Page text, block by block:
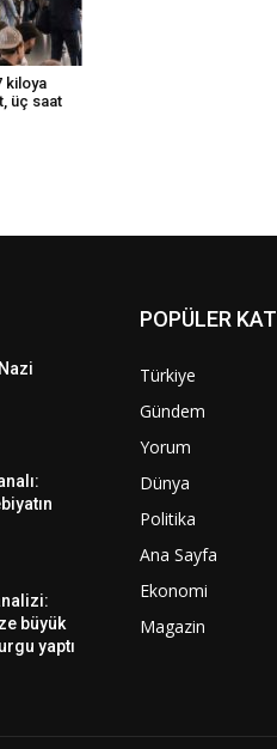
kiloya
üç saat
büyük
yaptı
POPÜLER
Türkiye
Gündem
Yorum
Dünya
Politika
Ana Sayfa
Ekonomi
Magazin